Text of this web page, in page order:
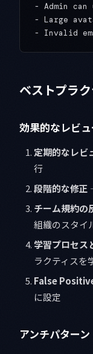
- Admin can
- Large
ベストプラ
効果的なレビ
定期的なレビ
行
段階的な修正
チーム規約の
組織のスタイ
学習プロセス
ラクティスを
False
に設定
アンチパターン